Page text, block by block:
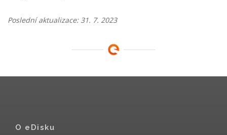
Poslední aktualizace: 31. 7. 2023
O eDisku